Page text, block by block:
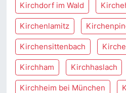
Kirchdorf im Wald
Kirchenlamitz
Kirchensittenbach
Kirchham Kirchhaslach
Kirchheim bei München